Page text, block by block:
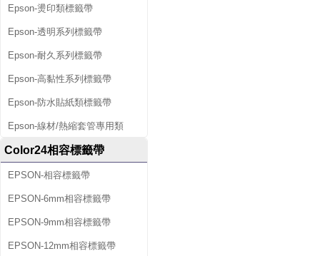
Epson-燙印類標籤帶
Epson-透明系列標籤帶
Epson-耐久系列標籤帶
Epson-高黏性系列標籤帶
Epson-防水貼紙類標籤帶
Epson-線材/熱縮套管專用類
Color24相容標籤帶
EPSON-相容標籤帶
EPSON-6mm相容標籤帶
EPSON-9mm相容標籤帶
EPSON-12mm相容標籤帶